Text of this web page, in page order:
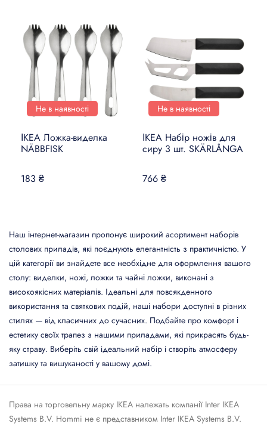
Не в наявності
ІКЕА Ложка-виделка
NÄBBFISK
183 ₴
Не в наявності
ІКЕА Набір ножів для
сиру 3 шт. SKÄRLÅNGA
766 ₴
Наш інтернет-магазин пропонує широкий асортимент наборів
столових приладів, які поєднують елегантність з практичністю. У
цій категорії ви знайдете все необхідне для оформлення вашого
столу: виделки, ножі, ложки та чайні ложки, виконані з
високоякісних матеріалів. Ідеальні для повсякденного
використання та святкових подій, наші набори доступні в різних
стилях — від класичних до сучасних. Подбайте про комфорт і
естетику своїх трапез з нашими приладами, які прикрасять будь-
яку страву. Виберіть свій ідеальний набір і створіть атмосферу
затишку та вишуканості у вашому домі.
Права на торговельну марку IКЕА належать компанії Inter IKEA
Systems B.V. Hommi не є представником Inter IKEA Systems B.V.